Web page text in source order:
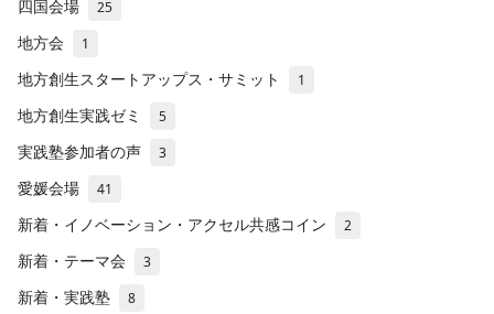
四国会場 25
地方会 1
地方創生スタートアップス・サミット 1
地方創生実践ゼミ 5
実践塾参加者の声 3
愛媛会場 41
新着・イノベーション・アクセル共感コイン 2
新着・テーマ会 3
新着・実践塾 8